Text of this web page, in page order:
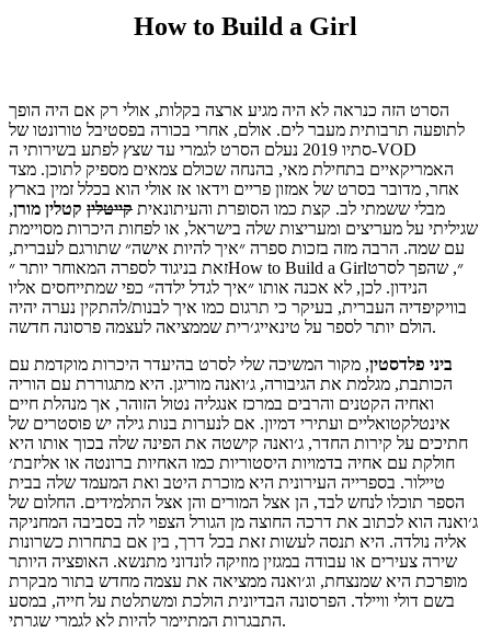
How to Build a Girl
הסרט הזה כנראה לא היה מגיע ארצה בקלות, אולי רק אם היה הופך
לתופעה תרבותית מעבר לים. אולם, אחרי בכורה בפסטיבל טורונטו של
סתיו 2019 נעלם הסרט לגמרי עד שצץ לפתע בשירותי ה-VOD
האמריקאיים בתחילת מאי, בהנחה שכולם צמאים מספיק לתוכן. מצד
אחר, מדובר בסרט של אמזון פריים וידאו אז אולי הוא בכלל זמין בארץ
מבלי ששמתי לב. קצת כמו הסופרת והעיתונאית קייטלין קטלין מורן,
שגיליתי על מעריצים ומעריצות שלה בישראל, או לפחות היכרות מסויימת
עם שמה. הרבה מזה בזכות ספרה ״איך להיות אישה״ שתורגם לעברית,
זאת בניגוד לספרה המאוחר יותר ״How to Build a Girl״, שהפך לסרט
הנידון. לכן, לא אכנה אותו ״איך לגדל ילדה״ כפי שמתייחסים אליו
בוויקיפדיה העברית, בעיקר כי תרגום כמו איך לבנות/להתקין נערה יהיה
הולם יותר לספר על טינאייג׳רית שממציאה לעצמה פרסונה חדשה.
ביני פלדסטין, מקור המשיכה שלי לסרט בהיעדר היכרות מוקדמת עם
הכותבת, מגלמת את הגיבורה, ג׳ואנה מוריגן. היא מתגוררת עם הוריה
ואחיה הקטנים והרבים במרכז אנגליה נטול הזוהר, אך מנהלת חיים
אינטלקטואליים ועתירי דמיון. אם לנערות בנות גילה יש פוסטרים של
חתיכים על קירות החדר, ג׳ואנה קישטה את הפינה שלה בכוך אותו היא
חולקת עם אחיה בדמויות היסטוריות כמו האחיות ברונטה או אליזבת׳
טיילור. בספרייה העירונית היא מוכרת היטב ואת המעמד שלה בבית
הספר תוכלו לנחש לבד, הן אצל המורים והן אצל התלמידים. החלום של
ג׳ואנה הוא לכתוב את דרכה החוצה מן הגורל הצפוי לה בסביבה המחניקה
אליה נולדה. היא תנסה לעשות זאת בכל דרך, בין אם בתחרות כשרונות
שירה צעירים או עבודה במגזין מוזיקה לונדוני מתנשא. האופציה היותר
מופרכת היא שמנצחת, וג׳ואנה ממציאה את עצמה מחדש בתור מבקרת
בשם דולי וויילד. הפרסונה הבדיונית הולכת ומשתלטת על חייה, במסע
התבגרות המתיימר להיות לא לגמרי שגרתי.